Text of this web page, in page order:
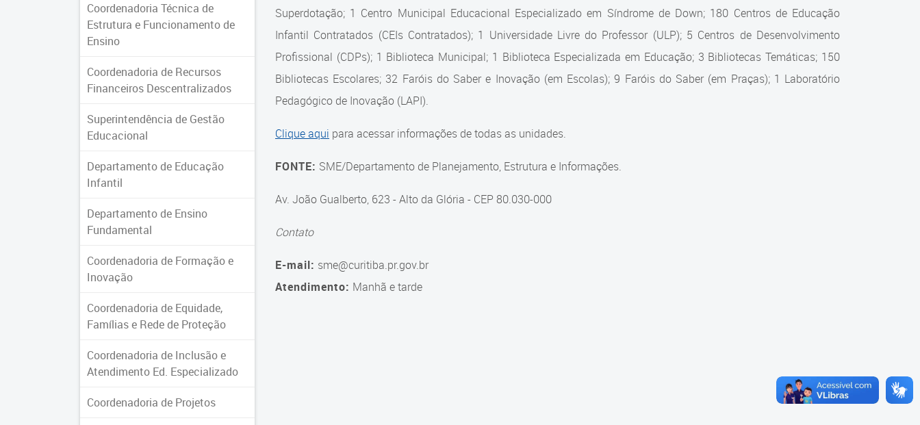
Coordenadoria Técnica de
Estrutura e Funcionamento de
Ensino
Coordenadoria de Recursos
Financeiros Descentralizados
Superintendência de Gestão
Educacional
Departamento de Educação
Infantil
Departamento de Ensino
Fundamental
Coordenadoria de Formação e
Inovação
Coordenadoria de Equidade,
Famílias e Rede de Proteção
Coordenadoria de Inclusão e
Atendimento Ed. Especializado
Coordenadoria de Projetos
Superdotação; 1 Centro Municipal Educacional Especializado em Síndrome de Down; 180 Centros de Educação
Infantil Contratados (CEIs Contratados); 1 Universidade Livre do Professor (ULP); 5 Centros de Desenvolvimento
Profissional (CDPs); 1 Biblioteca Municipal; 1 Biblioteca Especializada em Educação; 3 Bibliotecas Temáticas; 150
Bibliotecas Escolares; 32 Faróis do Saber e Inovação (em Escolas); 9 Faróis do Saber (em Praças); 1 Laboratório
Pedagógico de Inovação (LAPI).
Clique aqui para acessar informações de todas as unidades.
FONTE: SME/Departamento de Planejamento, Estrutura e Informações.
Av. João Gualberto, 623 - Alto da Glória - CEP 80.030-000
Contato
E-mail: sme@curitiba.pr.gov.br
Atendimento: Manhã e tarde